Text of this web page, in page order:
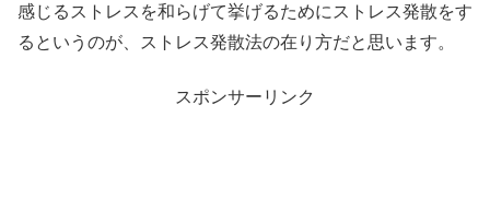
感じるストレスを和らげて挙げるためにストレス発散をす
るというのが、ストレス発散法の在り方だと思います。
スポンサーリンク